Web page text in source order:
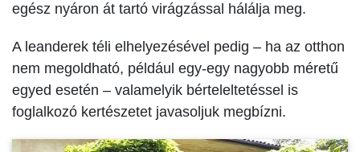
egész nyáron át tartó virágzással hálálja meg.
A leanderek téli elhelyezésével pedig – ha az otthon
nem megoldható, például egy-egy nagyobb méretű
egyed esetén – valamelyik bérteleltetéssel is
foglalkozó kertészetet javasoljuk megbízni.